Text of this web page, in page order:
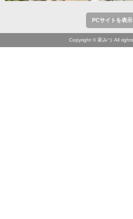
PCサイトを表示
Copyright © 家みつ All